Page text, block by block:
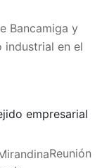
Bancamiga y
industrial en el
empresarial
Reunión